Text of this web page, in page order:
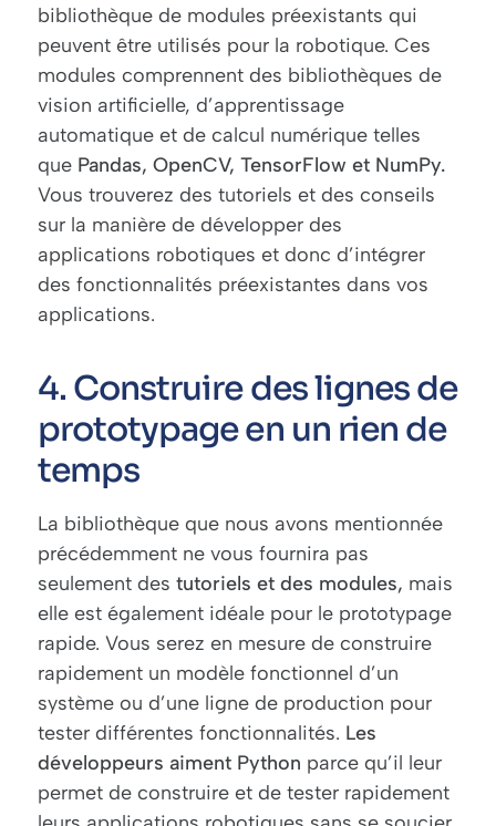
bibliothèque de modules préexistants qui
peuvent être utilisés pour la robotique. Ces
modules comprennent des bibliothèques de
vision artificielle, d’apprentissage
automatique et de calcul numérique telles
que Pandas, OpenCV, TensorFlow et NumPy.
Vous trouverez des tutoriels et des conseils
sur la manière de développer des
applications robotiques et donc d’intégrer
des fonctionnalités préexistantes dans vos
applications.
4. Construire des lignes de
prototypage en un rien de
temps
La bibliothèque que nous avons mentionnée
précédemment ne vous fournira pas
seulement des tutoriels et des modules, mais
elle est également idéale pour le prototypage
rapide. Vous serez en mesure de construire
rapidement un modèle fonctionnel d’un
système ou d’une ligne de production pour
tester différentes fonctionnalités. Les
développeurs aiment Python parce qu’il leur
permet de construire et de tester rapidement